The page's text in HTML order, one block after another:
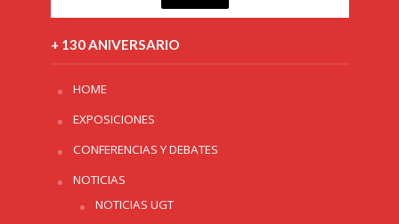
+ 130 ANIVERSARIO
HOME
EXPOSICIONES
CONFERENCIAS Y DEBATES
NOTICIAS
NOTICIAS UGT